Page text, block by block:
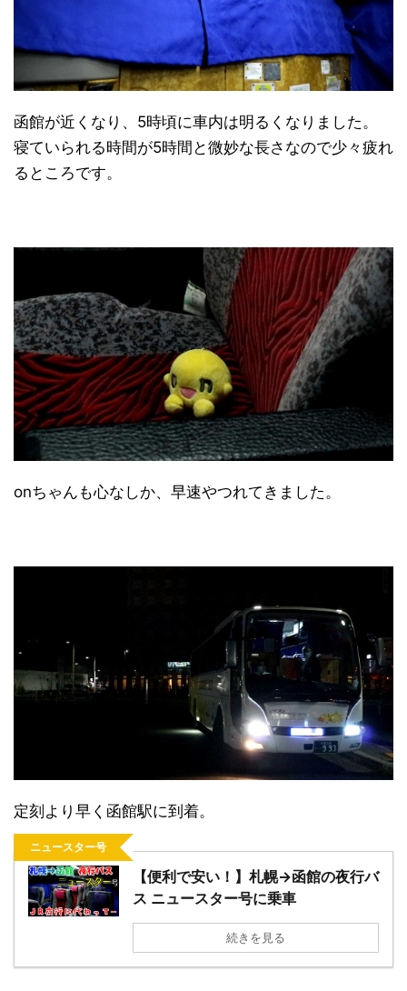
函館が近くなり、5時頃に車内は明るくなりました。
寝ていられる時間が5時間と微妙な長さなので少々疲れ
るところです。
onちゃんも心なしか、早速やつれてきました。
定刻より早く函館駅に到着。
ニュースター号
【便利で安い！】札幌→函館の夜行バ
ス ニュースター号に乗車
続きを見る